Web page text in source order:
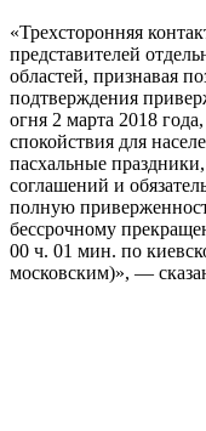
«Трехсторонняя
представителей
областей, признавая
подтверждения
огня 2 марта 2018
спокойствия для
пасхальные
соглашений и
полную
бессрочному
00 ч. 01 мин. по
московским)», —